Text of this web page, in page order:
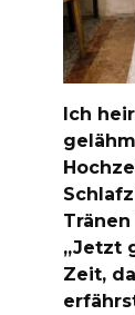
Ich
„Jetzt
Zeit,